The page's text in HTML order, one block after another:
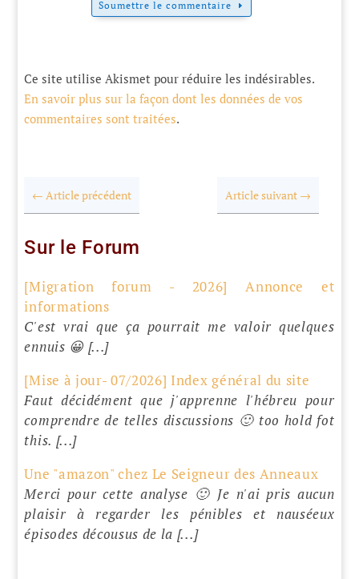
Soumettre le commentaire
Ce site utilise Akismet pour réduire les indésirables.
En savoir plus sur la façon dont les données de vos
commentaires sont traitées.
←Article précédent Article suivant→
Sur le Forum
[Migration forum - 2026] Annonce et
informations
C'est vrai que ça pourrait me valoir quelques
ennuis 😀 [...]
[Mise à jour- 07/2026] Index général du site
Faut décidément que j'apprenne l'hébreu pour
comprendre de telles discussions 🙂 too hold fot
this. [...]
Une "amazon" chez Le Seigneur des Anneaux
Merci pour cette analyse 🙂 Je n'ai pris aucun
plaisir à regarder les pénibles et nauséeux
épisodes décousus de la [...]